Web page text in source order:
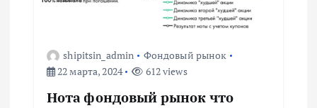
shipitsin_admin
Фондовый рынок
22 марта, 2024
612 views
Нота фондовый рынок что